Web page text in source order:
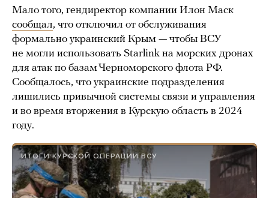
Мало того, гендиректор компании Илон Маск
сообщал, что отключил от обслуживания
формально украинский Крым — чтобы ВСУ
не могли использовать Starlink на морских дронах
для атак по базам Черноморского флота РФ.
Сообщалось, что украинские подразделения
лишились привычной системы связи и управления
и во время вторжения в Курскую область в 2024
году.
ИТОГИ КУРСКОЙ ОПЕРАЦИИ ВСУ